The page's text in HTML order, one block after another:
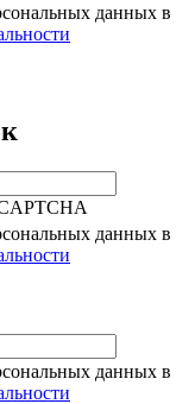
данных в
данных в
данных в